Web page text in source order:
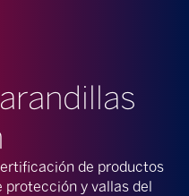
de productos
protección y vallas del